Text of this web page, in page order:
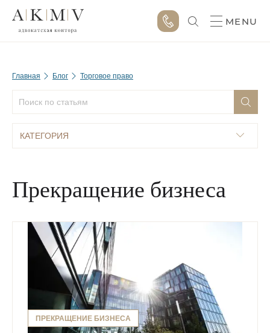
MENU
Главная Блог Торговое право
КАТЕГОРИЯ
Прекращение бизнеса
ПРЕКРАЩЕНИЕ БИЗНЕСА